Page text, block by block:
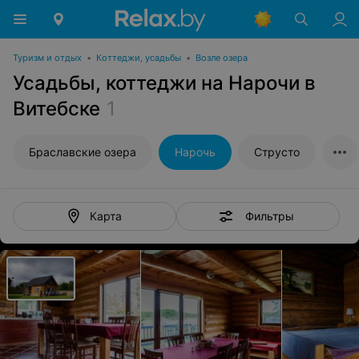
Туризм и отдых • Коттеджи, усадьбы • Возле озера
Усадьбы, коттеджи на Нарочи в
Витебске 1
Браславские озера Нарочь Струсто
Карта Фильтры